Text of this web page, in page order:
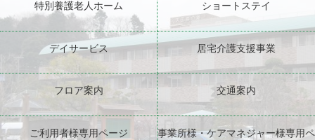
特別養護老人ホーム ショートステイ
デイサービス 居宅介護支援事業
フロア案内 交通案内
ご利用者様専用ページ
事業所様・ケアマネジャー様専用ペ